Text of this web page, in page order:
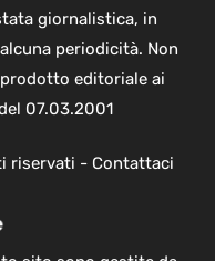
giornalistica, in
periodicità. Non
editoriale ai
07.03.2001
riservati - Contattaci